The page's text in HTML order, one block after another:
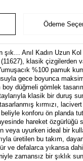
Ödeme
şık… Anıl Kadın Uzun
(11627), klasik çizgilerden
%100 pamuk
gece boyunca
boy düğmeli gömlek
klasik bir duruş
kırmızı,
konforu ön planda
hareket özgürlüğü
uyurken ideal bir
üretilen bu takım,
ve defalarca yıkansa
zamansız bir şıklık